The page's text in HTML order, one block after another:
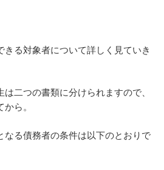
きる対象者について詳しく見ていき
二つの書類に分けられますので、
ら。
なる債務者の条件は以下のとおりで